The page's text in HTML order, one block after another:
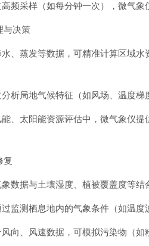
频采样（如每分钟一次），微气
与决策
、蒸发等数据，可精准计算区域
析局地气候特征（如风场、温度
、太阳能资源评估中，微气象仪
复
数据与土壤湿度、植被覆盖度等
监测栖息地内的气象条件（如温
向、风速数据，可模拟污染物（